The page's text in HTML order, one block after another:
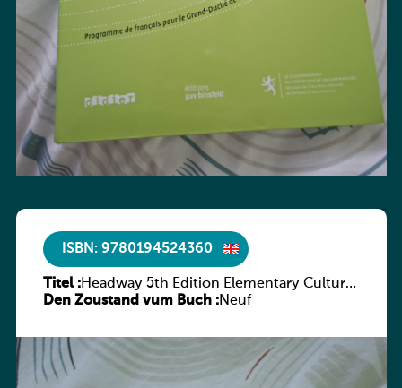
ISBN: 9780194524360
Titel :Headway 5th Edition Elementary Culture
and Literature Companion
Den Zoustand vum Buch :Neuf